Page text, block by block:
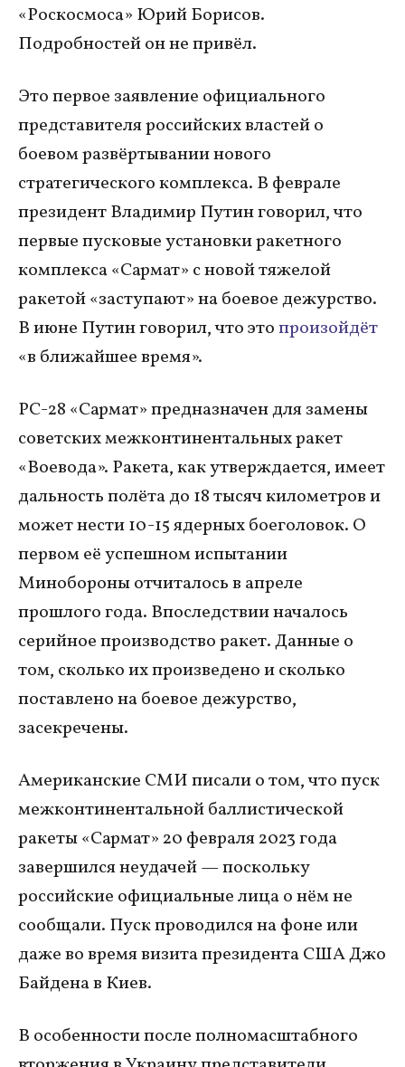
«Роскосмоса» Юрий Борисов.
Подробностей он не привёл.
Это первое заявление официального
представителя российских властей о
боевом развёртывании нового
стратегического комплекса. В феврале
президент Владимир Путин говорил, что
первые пусковые установки ракетного
комплекса «Сармат» с новой тяжелой
ракетой «заступают» на боевое дежурство.
В июне Путин говорил, что этопроизойдёт
«в ближайшее время».
РС-28 «Сармат» предназначен для замены
советских межконтинентальных ракет
«Воевода». Ракета, как утверждается, имеет
дальность полёта до 18 тысяч километров и
может нести 10-15 ядерных боеголовок. О
первом её успешном испытании
Минобороны отчиталось в апреле
прошлого года. Впоследствии началось
серийное производство ракет. Данные о
том, сколько их произведено и сколько
поставлено на боевое дежурство,
засекречены.
Американские СМИ писали о том, что пуск
межконтинентальной баллистической
ракеты «Сармат» 20 февраля 2023 года
завершился неудачей — поскольку
российские официальные лица о нём не
сообщали. Пуск проводился на фоне или
даже во время визита президента США Джо
Байдена в Киев.
В особенности после полномасштабного